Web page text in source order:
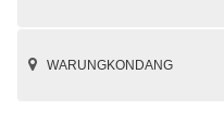
WARUNGKONDANG